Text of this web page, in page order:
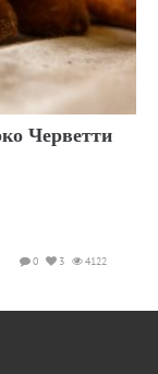
Черветти
4122
3
0